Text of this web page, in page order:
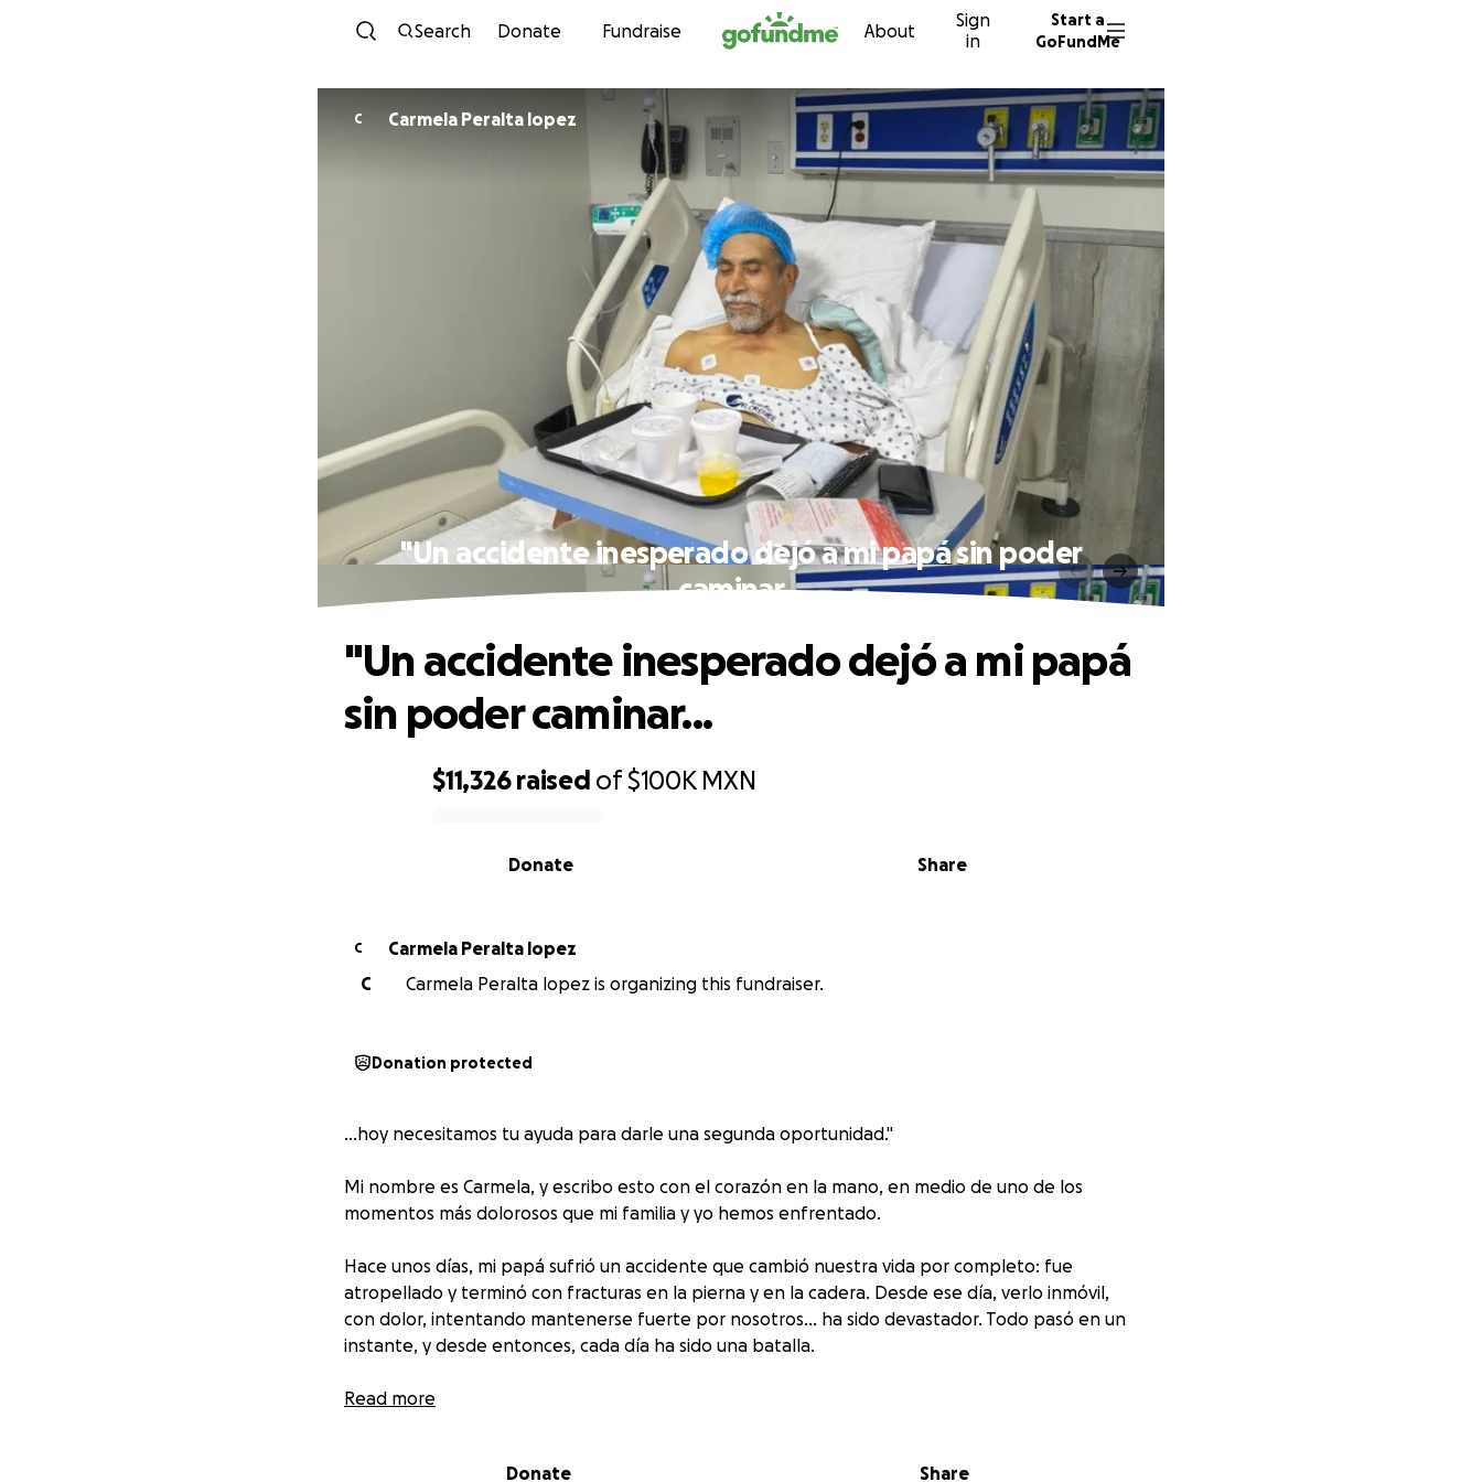
Skip to content
Search Donate Fundraise About
Sign
in
Start a
GoFundMe
C Carmela Peralta lopez
"Un accidente inesperado dejó a mi papá sin poder
caminar...
$11,326 raised of$100K MXN
Share
Donate
"Un accidente inesperado dejó a mi papá
sin poder caminar...
C
Carmela Peralta lopez
C
Carmela Peralta lopez is organizing this fundraiser.
Donation protected
...hoy necesitamos tu ayuda para darle una segunda oportunidad."
Mi nombre es Carmela, y escribo esto con el corazón en la mano, en medio de uno de los
momentos más dolorosos que mi familia y yo hemos enfrentado.
Hace unos días, mi papá sufrió un accidente que cambió nuestra vida por completo: fue
atropellado y terminó con fracturas en la pierna y en la cadera. Desde ese día, verlo inmóvil,
con dolor, intentando mantenerse fuerte por nosotros… ha sido devastador. Todo pasó en un
instante, y desde entonces, cada día ha sido una batalla.
Lo más difícil es que, en el momento del accidente, mi papá no tenía seguro social, así que
manos y estamos asumiendo nuestra parte de los gastos; sin embargo, el costo real de cirugías,
Read more
Donate Share